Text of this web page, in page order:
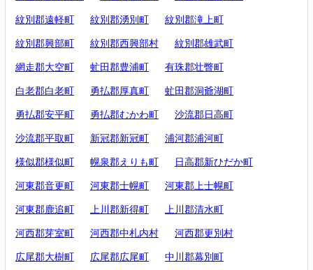
紋別郡遠軽町 紋別郡湧別町 紋別郡滝上町
紋別郡興部町 紋別郡西興部村 紋別郡雄武町
網走郡大空町 虻田郡豊浦町 有珠郡壮瞥町
白老郡白老町 勇払郡厚真町 虻田郡洞爺湖町
勇払郡安平町 勇払郡むかわ町 沙流郡日高町
沙流郡平取町 新冠郡新冠町 浦河郡浦河町
様似郡様似町 幌泉郡えりも町 日高郡新ひだか町
河東郡音更町 河東郡士幌町 河東郡上士幌町
河東郡鹿追町 上川郡新得町 上川郡清水町
河西郡芽室町 河西郡中札内村 河西郡更別村
広尾郡大樹町 広尾郡広尾町 中川郡幕別町